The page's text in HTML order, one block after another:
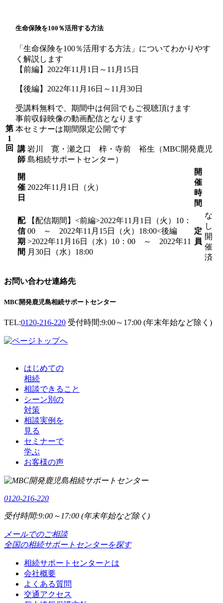
第
1
回
生命保険を100％活用する方法
「生命保険を100％活用する方法」についてわかりやす
く解説します
【前編】2022年11月1日～11月15日
【後編】2022年11月16日～11月30日
受講料無料で、期間中は何回でもご視聴頂けます
事前収録映像の動画配信となります
本セミナーは期間限定公開です
講
師
岩川 寛・瀬之口 梓・寺前 裕生（MBC開発鹿児
島相続サポートセンター）
開
催
日
2022年11月1日（火）
開
催
時
間
配
信
期
間
【配信期間】<前編>2022年11月1日（火）10：
00 ～ 2022年11月15日（火）18:00<後編
>2022年11月16日（水）10：00 ～ 2022年11
月30日（水）18:00
定
員
な
し
開
催
済
お問い合わせ連絡先
MBC開発鹿児島相続サポートセンター
TEL:0120-216-220 受付時間:9:00～17:00 (年末年始など除く)
はじめての
相続
相談できること
シーン別の
対策
相談実例を
見る
セミナーで
学ぶ
お客様の声
0120-216-220
受付時間:9:00～17:00 (年末年始など除く)
メールでのご相談
全国の相続サポートセンターを探す
相続サポートセンターとは
会社概要
よくある質問
交通アクセス